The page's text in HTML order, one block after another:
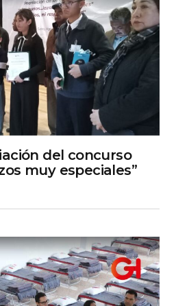
del concurso
muy especiales”